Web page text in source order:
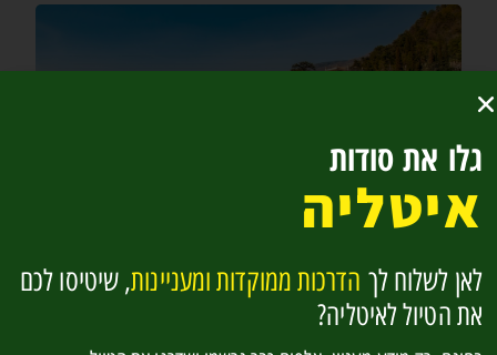
גלו את סודות
איטליה
לאן לשלוח לך הדרכות ממוקדות ומעניינות, שיטיסו לכם
את הטיול לאיטליה?